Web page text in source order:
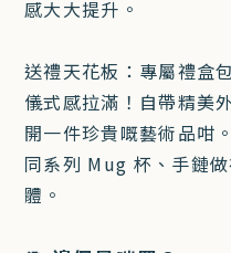
感大大提升。
送禮天花板：專屬禮盒
儀式感拉滿！自帶精美
開一件珍貴嘅藝術品咁
同系列 Mug 杯、手鏈
體。